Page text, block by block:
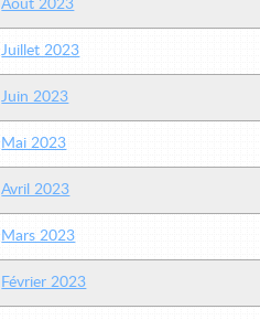
Août 2023
Juillet 2023
Juin 2023
Mai 2023
Avril 2023
Mars 2023
Février 2023